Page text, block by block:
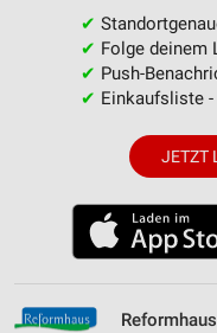
✔
✔ Folge deinem
✔ Push-
✔ Einkaufsliste
JETZT